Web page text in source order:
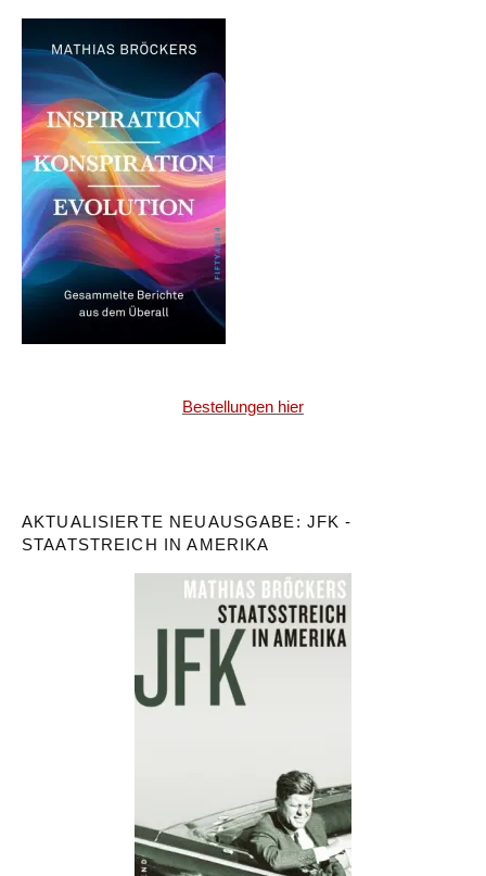
Bestellungen hier
AKTUALISIERTE NEUAUSGABE: JFK -
STAATSTREICH IN AMERIKA